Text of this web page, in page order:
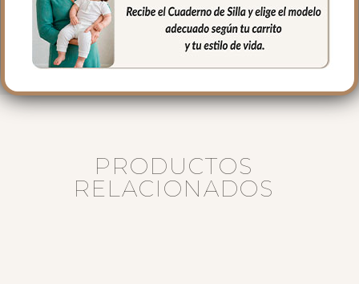
certificados libres de sustancias nocivas.
Un complemento esencial con el sello
acuarela de la colección Dylan.
PRODUCTOS
RELACIONADOS